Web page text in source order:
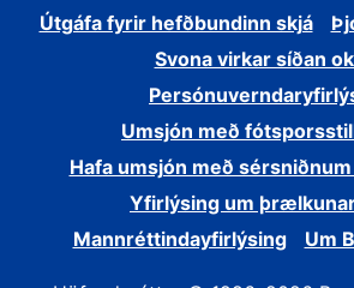
Útgáfa fyrir hefðbundinn skjá
Svona virkar síðan
Umsjón með
Hafa umsjón með
Yfirlýsing um
Mannréttindayfirlýsing
Um